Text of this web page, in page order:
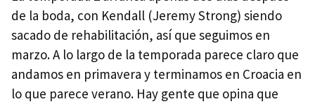
de la boda, con Kendall (Jeremy Strong) siendo
sacado de rehabilitación, así que seguimos en
marzo. A lo largo de la temporada parece claro que
andamos en primavera y terminamos en Croacia en
lo que parece verano. Hay gente que opina que